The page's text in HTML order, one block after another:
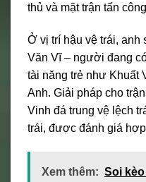
thủ và mặt trận tấn
Ở vị trí hậu vệ trái, anh
Văn Vĩ – người đang
tài năng trẻ như Khuất
Anh. Giải pháp cho
Vinh đá trung vệ lệch
trái, được đánh giá
Xem thêm: Soi